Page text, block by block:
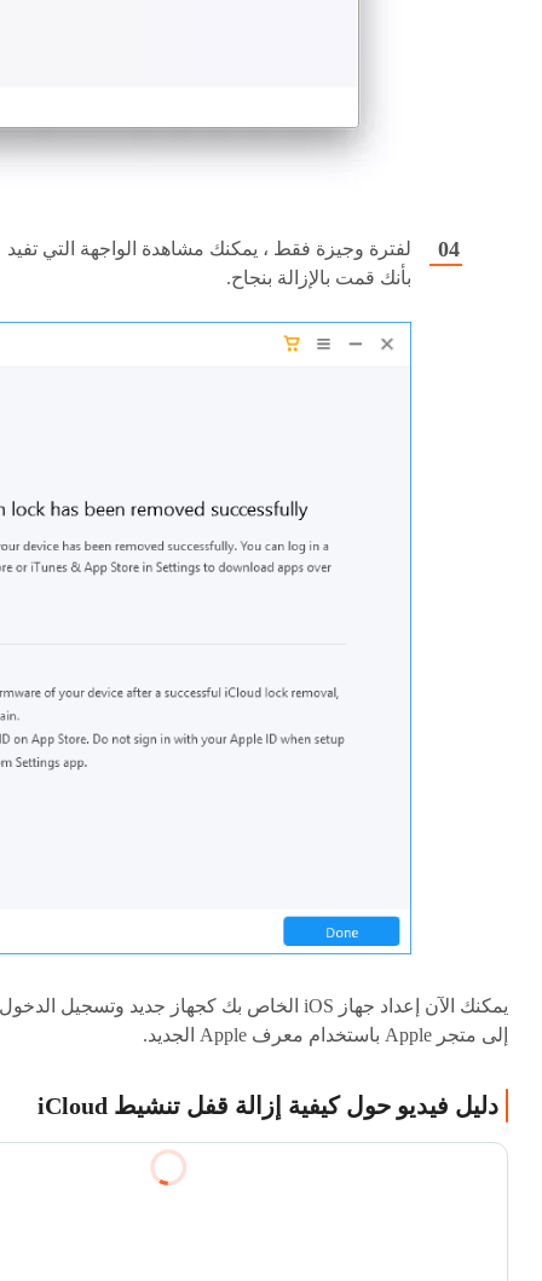
لفترة وجيزة فقط ، يمكنك مشاهدة الواجهة التي تفيد
بأنك قمت بالإزالة بنجاح.
يمكنك الآن إعداد جهاز iOS الخاص بك كجهاز جديد وتسجيل الدخول
إلى متجر Apple باستخدام معرف Apple الجديد.
دليل فيديو حول كيفية إزالة قفل تنشيط iCloud